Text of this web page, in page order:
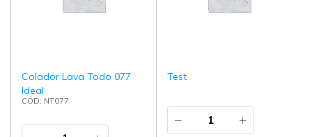
Colador Lava Todo 077
Ideal
CÓD: NT077
Test